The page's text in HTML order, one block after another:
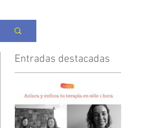
Entradas destacadas